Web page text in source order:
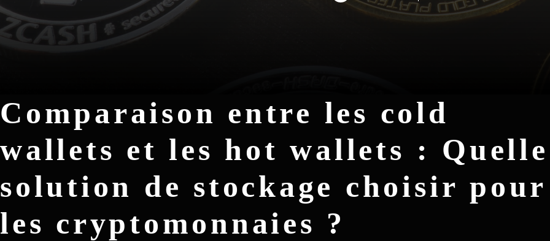
Comparaison entre les cold
wallets et les hot wallets : Quelle
solution de stockage choisir pour
les cryptomonnaies ?